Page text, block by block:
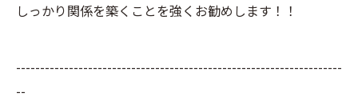
しっかり関係を築くことを強くお勧めします！！
--------------------------------------------------------------------
--